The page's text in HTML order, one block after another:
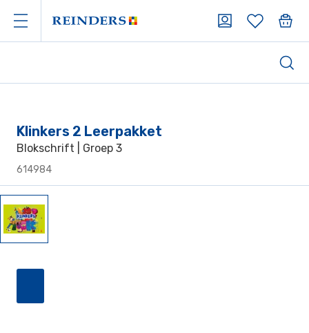
Klinkers 2 Leerpakket
Blokschrift | Groep 3
614984